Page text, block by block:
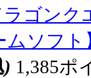
ゴンク
ムソフ
1,385ポ